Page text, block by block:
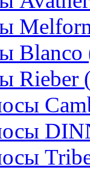
Blanco
Rieber